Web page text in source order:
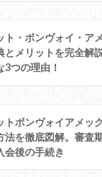
ト・ボンヴォイ・ア
とメリットを完全解
3つの理由！
トボンヴォイアメッ
法を徹底図解。審査
会後の手続き